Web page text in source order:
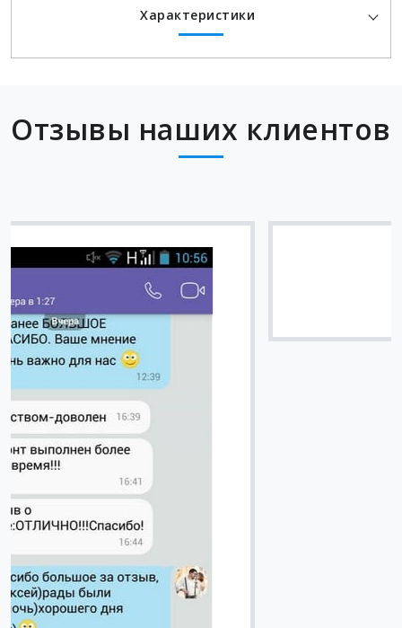
Характеристики
Отзывы наших клиентов
Вячеслав